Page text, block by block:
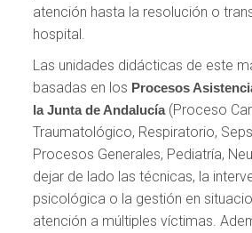
atención hasta la resolución o
hospital.
Las unidades didácticas de este
basadas en los Procesos
la Junta de Andalucía(Proceso
Traumatológico, Respiratorio,
Procesos Generales, Pediatría,
dejar de lado las técnicas, la
psicológica o la gestión en
atención a múltiples víctimas.